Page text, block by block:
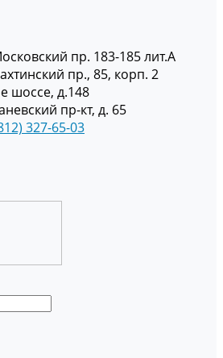
пр. 183-185 лит.А
пр., 85, корп. 2
шоссе, д.148
пр-кт, д. 65
327-65-03